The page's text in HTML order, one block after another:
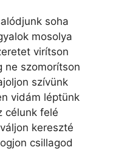
soha
mosolya
virítson
ne szomorítson
szívünk
vidám léptünk
célunk felé
kereszté
csillagod